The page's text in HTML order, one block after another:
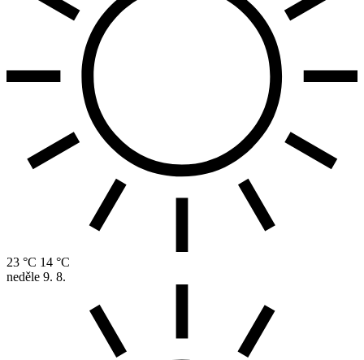
23 °C 14 °C
neděle 9. 8.